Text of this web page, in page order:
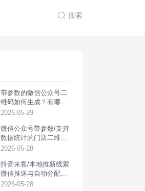
搜索
带参数的微信公众号二
维码如何生成？有哪些
用途？
2026-05-29
微信公众号带参数/支持
数据统计的门店二维码
如何生成？
2026-05-28
抖音来客/本地推新线索
微信推送与自动分配如
何实现？
2026-05-28